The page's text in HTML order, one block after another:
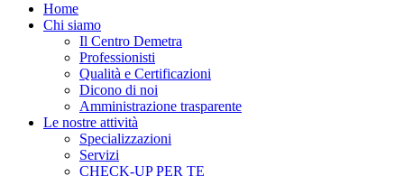
Home
Chi siamo
Il Centro Demetra
Professionisti
Qualità e Certificazioni
Dicono di noi
Amministrazione trasparente
Le nostre attività
Specializzazioni
Servizi
CHECK-UP PER TE